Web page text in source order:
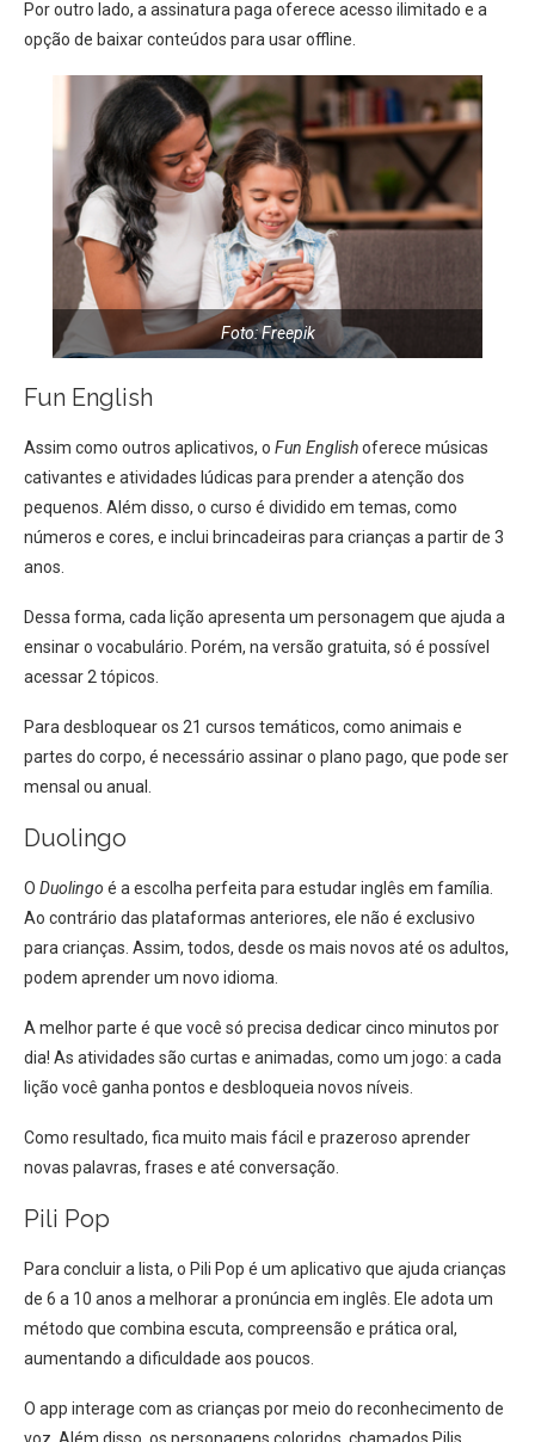
Por outro lado, a assinatura paga oferece acesso ilimitado e a
opção de baixar conteúdos para usar offline.
Foto: Freepik
Fun English
Assim como outros aplicativos, o Fun Englishoferece músicas
cativantes e atividades lúdicas para prender a atenção dos
pequenos. Além disso, o curso é dividido em temas, como
números e cores, e inclui brincadeiras para crianças a partir de 3
anos.
Dessa forma, cada lição apresenta um personagem que ajuda a
ensinar o vocabulário. Porém, na versão gratuita, só é possível
acessar 2 tópicos.
Para desbloquear os 21 cursos temáticos, como animais e
partes do corpo, é necessário assinar o plano pago, que pode ser
mensal ou anual.
Duolingo
O Duolingo é a escolha perfeita para estudar inglês em família.
Ao contrário das plataformas anteriores, ele não é exclusivo
para crianças. Assim, todos, desde os mais novos até os adultos,
podem aprender um novo idioma.
A melhor parte é que você só precisa dedicar cinco minutos por
dia! As atividades são curtas e animadas, como um jogo: a cada
lição você ganha pontos e desbloqueia novos níveis.
Como resultado, fica muito mais fácil e prazeroso aprender
novas palavras, frases e até conversação.
Pili Pop
Para concluir a lista, o Pili Pop é um aplicativo que ajuda crianças
de 6 a 10 anos a melhorar a pronúncia em inglês. Ele adota um
método que combina escuta, compreensão e prática oral,
aumentando a dificuldade aos poucos.
O app interage com as crianças por meio do reconhecimento de
voz. Além disso, os personagens coloridos, chamados Pilis,